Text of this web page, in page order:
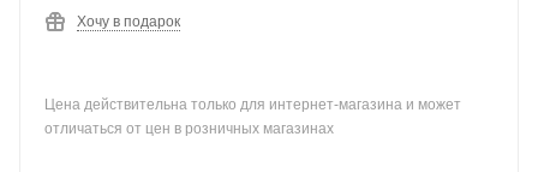
Хочу в подарок
Цена действительна только для интернет-магазина и может
отличаться от цен в розничных магазинах